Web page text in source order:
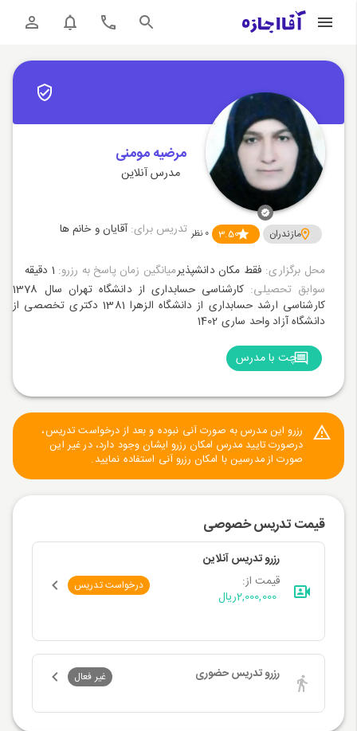
مرضیه مومنی
مدرس آنلاین
مازندران 3.50
0 نظر تدریس برای:آقایان و خانم ها
محل برگزاری: فقط مکان دانشپذیرمیانگین زمان پاسخ به رزرو: 1 دقیقه
سوابق تحصیلی:
کارشناسی حسابداری از دانشگاه تهران سال 1378
کارشناسی ارشد حسابداری از دانشگاه الزهرا 1381 دکتری تخصصی از
دانشگاه آزاد واحد ساری 1402
چت با مدرس
رزرو این مدرس به صورت آنی نبوده و بعد از درخواست تدریس،
درصورت تایید مدرس امکان رزرو ایشان وجود دارد، در غیر این
صورت از مدرسین با امکان رزرو آنی استفاده نمایید.
قیمت تدریس خصوصی
رزرو تدریس آنلاین
قیمت از:
2,000,000ریال
درخواست تدریس
رزرو تدریس حضوری غیر فعال